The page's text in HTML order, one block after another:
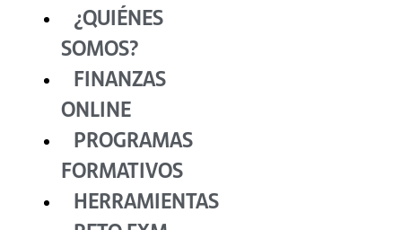
¿QUIÉNES
SOMOS?
FINANZAS
ONLINE
PROGRAMAS
FORMATIVOS
HERRAMIENTAS